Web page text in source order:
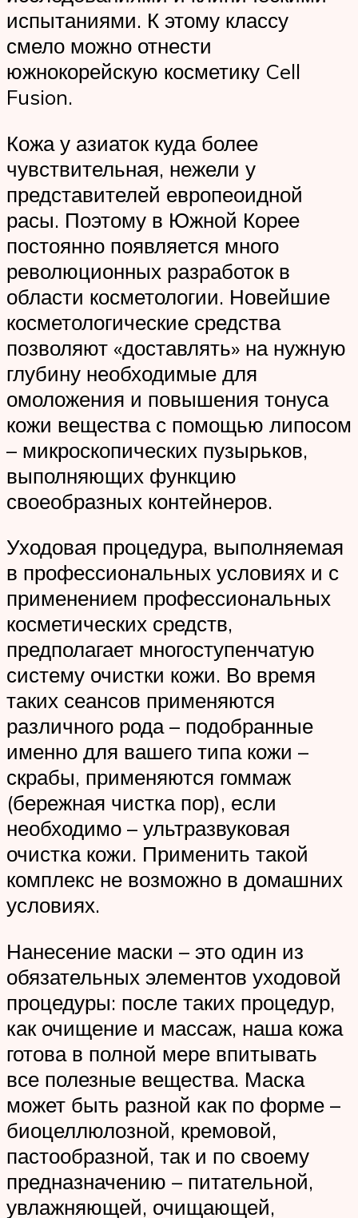
испытаниями. К этому классу
смело можно отнести
южнокорейскую косметику Cell
Fusion.
Кожа у азиаток куда более
чувствительная, нежели у
представителей европеоидной
расы. Поэтому в Южной Корее
постоянно появляется много
революционных разработок в
области косметологии. Новейшие
косметологические средства
позволяют «доставлять» на нужную
глубину необходимые для
омоложения и повышения тонуса
кожи вещества с помощью липосом
– микроскопических пузырьков,
выполняющих функцию
своеобразных контейнеров.
Уходовая процедура, выполняемая
в профессиональных условиях и с
применением профессиональных
косметических средств,
предполагает многоступенчатую
систему очистки кожи. Во время
таких сеансов применяются
различного рода – подобранные
именно для вашего типа кожи –
скрабы, применяются гоммаж
(бережная чистка пор), если
необходимо – ультразвуковая
очистка кожи. Применить такой
комплекс не возможно в домашних
условиях.
Нанесение маски – это один из
обязательных элементов уходовой
процедуры: после таких процедур,
как очищение и массаж, наша кожа
готова в полной мере впитывать
все полезные вещества. Маска
может быть разной как по форме –
биоцеллюлозной, кремовой,
пастообразной, так и по своему
предназначению – питательной,
увлажняющей, очищающей,